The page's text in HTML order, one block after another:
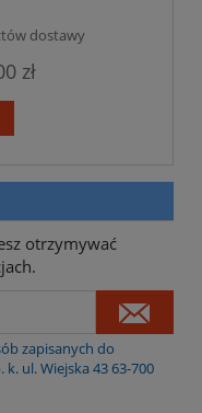
dostawy
zł
otrzymywać
zapisanych do
ul. Wiejska 43 63-700